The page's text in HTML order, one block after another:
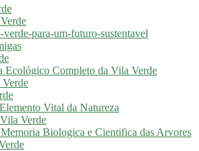
para-um-futuro-sustentavel
Completo da Vila Verde
Vital da Natureza
Verde
Biologica e Cientifica das Arvores